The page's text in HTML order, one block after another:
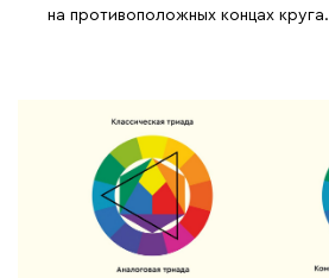
на противоположных концах круга.